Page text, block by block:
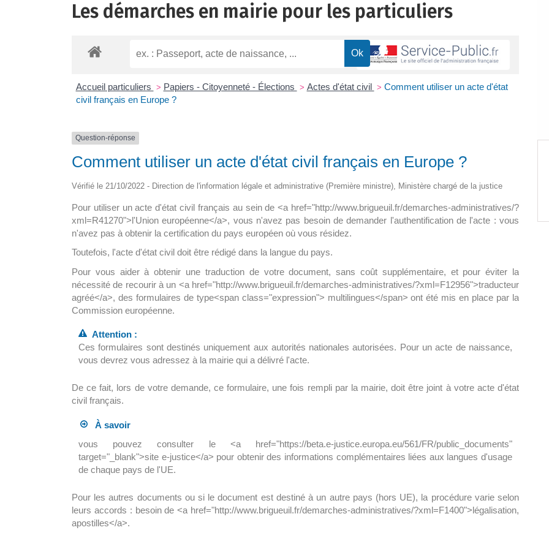
Les démarches en mairie pour les particuliers
Accueil particuliers > Papiers - Citoyenneté - Élections > Actes d'état civil > Comment utiliser un acte d'état
civil français en Europe ?
Question-réponse
Comment utiliser un acte d'état civil français en Europe ?
Vérifié le 21/10/2022 - Direction de l'information légale et administrative (Première ministre), Ministère chargé de la justice
Pour utiliser un acte d'état civil français au sein de <a href="http://www.brigueuil.fr/demarches-administratives/?
xml=R41270">l'Union européenne</a>, vous n'avez pas besoin de demander l'authentification de l'acte : vous
n'avez pas à obtenir la certification du pays européen où vous résidez.
Toutefois, l'acte d'état civil doit être rédigé dans la langue du pays.
Pour vous aider à obtenir une traduction de votre document, sans coût supplémentaire, et pour éviter la
nécessité de recourir à un <a href="http://www.brigueuil.fr/demarches-administratives/?xml=F12956">traducteur
agréé</a>, des formulaires de type<span class="expression"> multilingues</span> ont été mis en place par la
Commission européenne.
Attention :
Ces formulaires sont destinés uniquement aux autorités nationales autorisées. Pour un acte de naissance,
vous devrez vous adressez à la mairie qui a délivré l'acte.
De ce fait, lors de votre demande, ce formulaire, une fois rempli par la mairie, doit être joint à votre acte d'état
civil français.
À savoir
vous pouvez consulter le <a href="https://beta.e-justice.europa.eu/561/FR/public_documents"
target="_blank">site e-justice</a> pour obtenir des informations complémentaires liées aux langues d'usage
de chaque pays de l'UE.
Pour les autres documents ou si le document est destiné à un autre pays (hors UE), la procédure varie selon
leurs accords : besoin de <a href="http://www.brigueuil.fr/demarches-administratives/?xml=F1400">légalisation,
apostilles</a>.
le déploiement? A ce
Evolution du bourg |
La maison médicale d’appui
sol, abritera un hall d’accueil avec […]
Paëlla – Société de chasse –